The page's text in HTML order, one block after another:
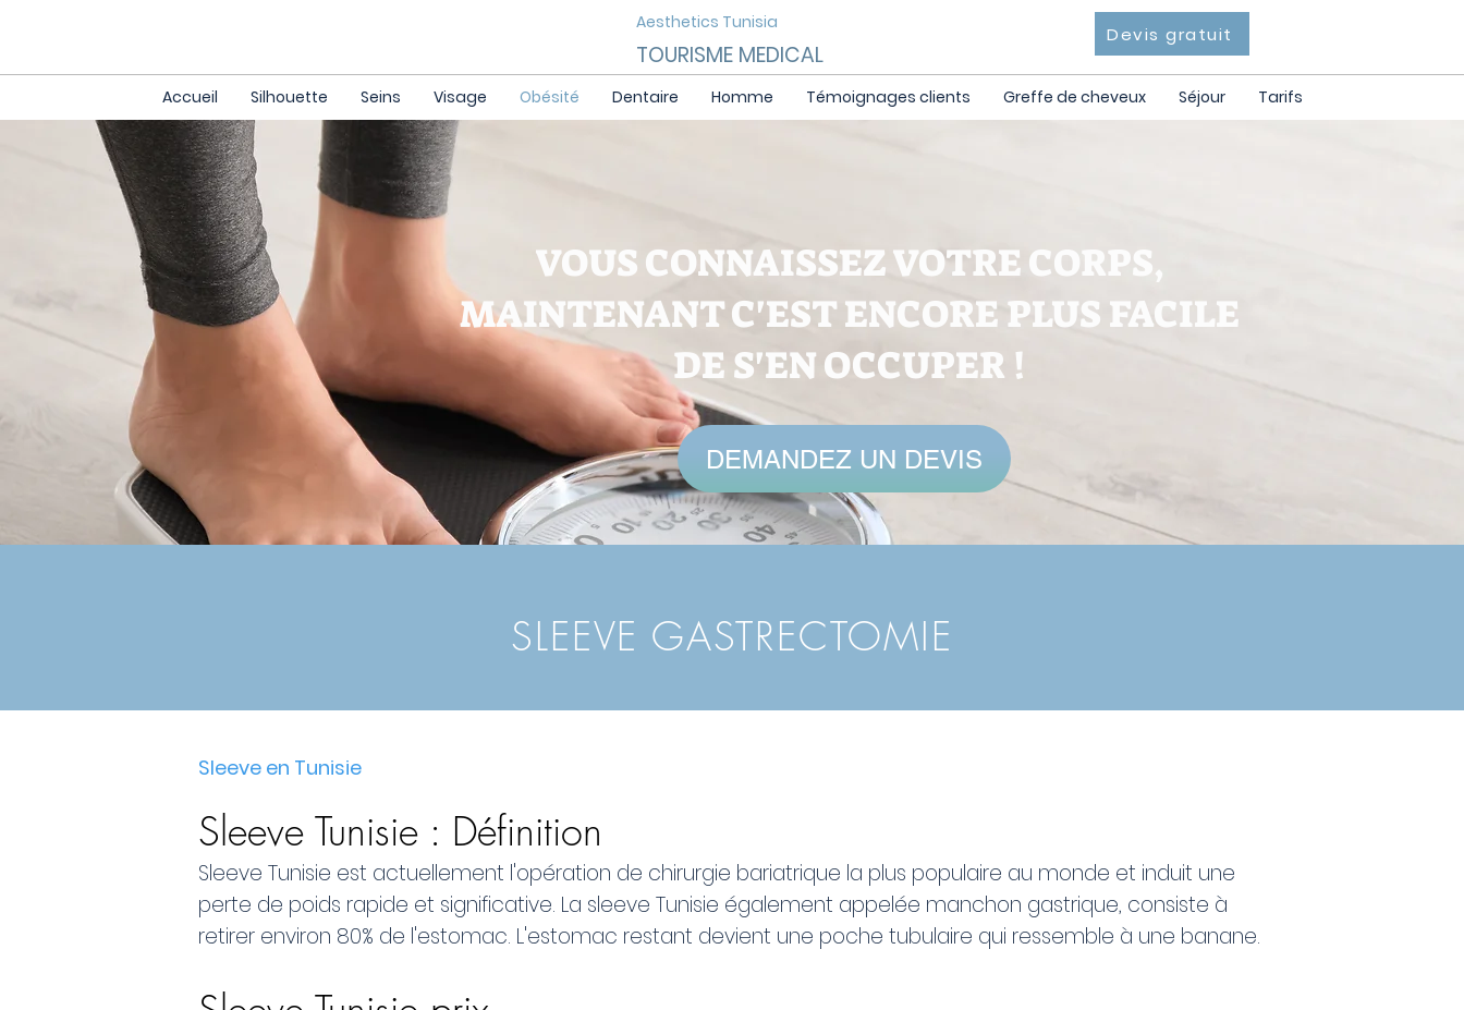
Aesthetics Tunisia
TOURISME MEDICAL
Devis gratuit
Accueil Silhouette Seins Visage Obésité Dentaire Homme Témoignages clients Greffe de cheveux Séjour Tarifs
VOUS CONNAISSEZ VOTRE CORPS,
MAINTENANT C'EST ENCORE PLUS FACILE
DE S'EN OCCUPER !
DEMANDEZ UN DEVIS
SLEEVE GASTRECTOMIE
Sleeve en Tunisie
Sleeve Tunisie : Définition
Sleeve Tunisie est actuellement l'opération de chirurgie bariatrique la plus populaire au monde et induit une
perte de poids rapide et significative. La sleeve Tunisie également appelée manchon gastrique, consiste à
retirer environ 80% de l'estomac. L'estomac restant devient une poche tubulaire qui ressemble à une banane.